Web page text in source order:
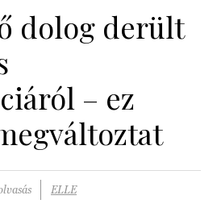
dolog derült
– ez
ELLE